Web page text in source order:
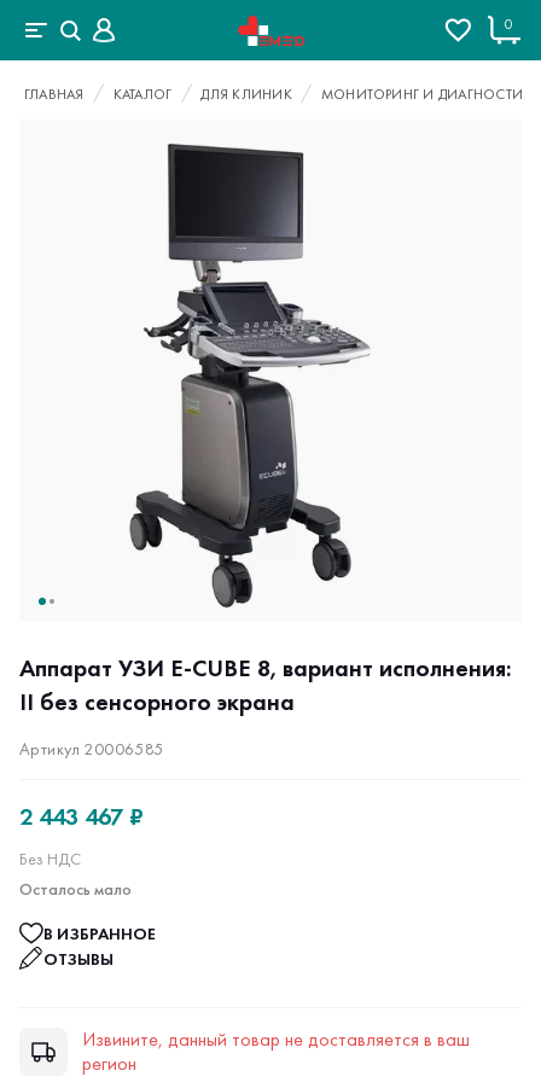
0
ГЛАВНАЯ КАТАЛОГ ДЛЯ КЛИНИК МОНИТОРИНГ И ДИАГНОСТИКА
Аппарат УЗИ Е-CUBE 8, вариант исполнения:
II без сенсорного экрана
Артикул 20006585
2 443 467 ₽
Без НДС
Осталось мало
В ИЗБРАННОЕ
ОТЗЫВЫ
Извините, данный товар не доставляется в ваш
регион